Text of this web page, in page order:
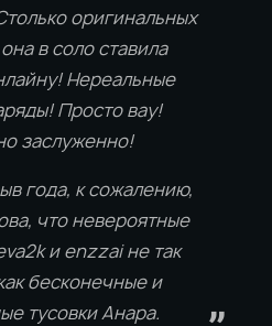
оригинальных
в соло ставила
Нереальные
Просто вау!
заслуженно!
года, к сожалению,
что невероятные
и enzzai не так
бесконечные и
тусовки Анара.